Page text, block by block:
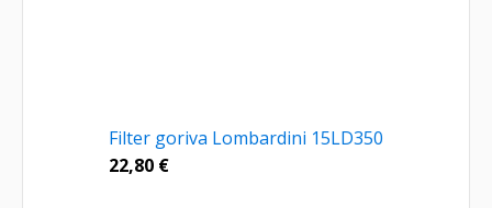
Filter goriva Lombardini 15LD350
22,80 €